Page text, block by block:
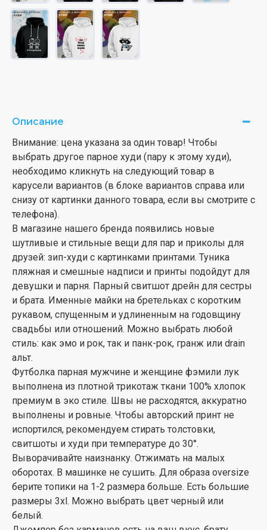
Описание
Внимание: цена указана за один товар! Чтобы
выбрать другое парное худи (пару к этому худи),
необходимо кликнуть на следующий товар в
карусели вариантов (в блоке вариантов справа или
снизу от картинки данного товара, если вы смотрите с
телефона).
В магазине нашего бренда появились новые
шутливые и стильные вещи для пар и приколы для
друзей: зип-худи с картинками принтами. Туника
пляжная и смешные надписи и принты подойдут для
девушки и парня. Парный свитшот дрейн для сестры
и брата. Именные майки на бретельках с коротким
рукавом, спущенным и удлиненным на годовщину
свадьбы или отношений. Можно выбрать любой
стиль: как эмо и рок, так и панк-рок, гранж или drain
альт.
Футболка парная мужчине и женщине фэмили лук
выполнена из плотной трикотаж ткани 100% хлопок
премиум в эко стиле. Швы не расходятся, аккуратно
выполнены и ровные. Чтобы авторский принт не
испортился, рекомендуем стирать толстовки,
свитшоты и худи при температуре до 30°.
Выворачивайте наизнанку. Отжимать на малых
оборотах. В машинке не сушить. Для образа oversize
берите топики на 1-2 размера больше. Есть большие
размеры 3xl. Можно выбрать цвет черный или
белый.